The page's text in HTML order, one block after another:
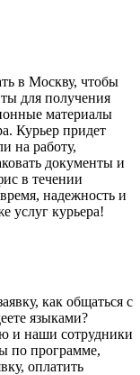
в Москву, чтобы
для получения
материалы
Курьер придет
на работу,
документы и
в течении
надежность и
услуг курьера!
как общаться с
языками?
и наши сотрудники
по программе,
оплатить